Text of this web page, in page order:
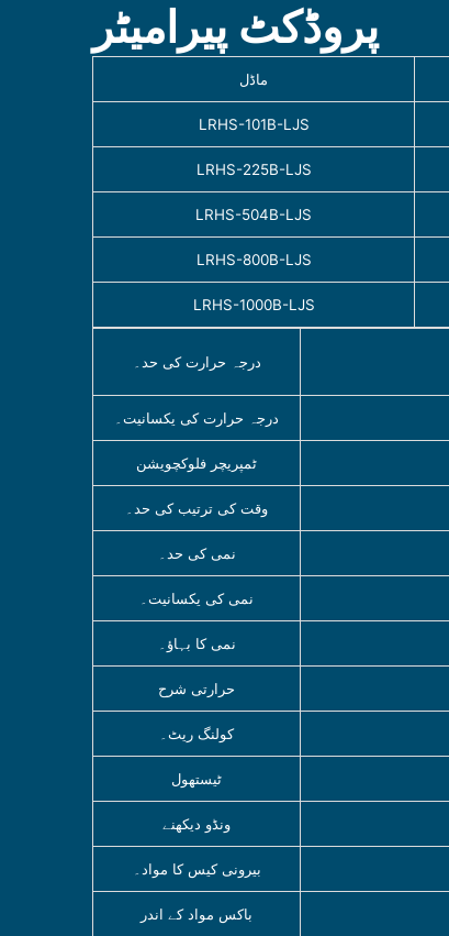
پروڈکٹ پیرامیٹر
ماڈل
LRHS-101B-LJS
LRHS-225B-LJS
LRHS-504B-LJS
LRHS-800B-LJS
LRHS-1000B-LJS
درجہ حرارت کی حد۔
درجہ حرارت کی یکسانیت۔
ٹمپریچر فلوکچویشن
وقت کی ترتیب کی حد۔
نمی کی حد۔
نمی کی یکسانیت۔
نمی کا بہاؤ۔
حرارتی شرح
کولنگ ریٹ۔
ٹیستھول
ونڈو دیکھنے
بیرونی کیس کا مواد۔
باکس مواد کے اندر